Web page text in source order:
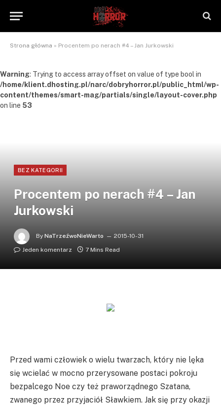
Strona główna » Procentem po nerach #4 – Jan Jurkowski
Warning: Trying to access array offset on value of type bool in
/home/klient.dhosting.pl/narc/dobryhorror.pl/public_html/wp-
content/themes/smart-mag/partials/single/layout-cover.php
on line 53
BEZ KATEGORII
Procentem po nerach #4 – Jan
Jurkowski
By NaTrzeźwoNieWarto
2015-10-31
Jeden komentarz
7 Mins Read
Przed wami człowiek o wielu twarzach, który nie lęka
się wcielać w mocno przerysowane postaci pokroju
bezpalcego Noe czy też praworządnego Szatana,
zwanego przez przyjaciół Sławkiem. Jak się przy okazji